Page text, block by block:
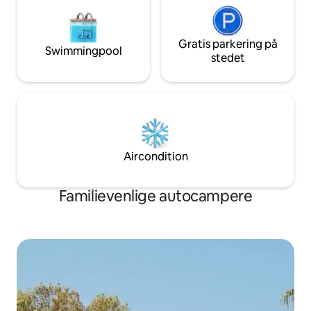
Swimmingpool
Gratis parkering på
stedet
Aircondition
Familievenlige autocampere